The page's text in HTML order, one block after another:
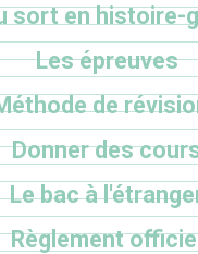
sort en histoire-
Les épreuves
de
Donner des
Le bac à
Règlement